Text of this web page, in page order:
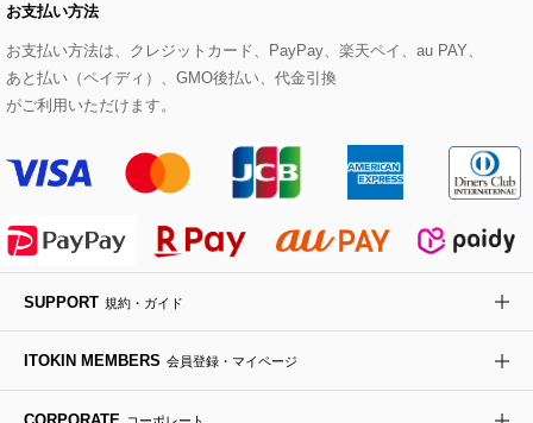
eur3
Maison de CINQ
MK MICHEL KLEIN BAG
HIROKO KOSHINO
その他のトップス
セットアップスカート
セットアップワンピース
モッズコート
ステンカラーコート
ライダースジャケット
デニムジャケット
ダウンジャケット・コート
帽子
ヘアアクセサリー
ハンカチ・バンダナ
手袋
チャーム・ストラップ
ブレスレット・バングル
ブローチ・コサージュ
ショルダーバッグ
ボストンバッグ
バックパック・リュック
ボディバッグ・メッセンジャーバッグ
トラベルバッグ
パンプス
スニーカー
フラットシューズ
ローファー
ドレスシューズ
すべてのアートフラワー
ローズ
カサブランカ・カラー
ラナンキュラス
ポプリアレンジ＆フレグランス
お支払い方法
お支払い方法は、クレジットカード、PayPay、楽天ペイ、au PAY、
あと払い（ペイディ）、GMO後払い、代金引換
がご利用いただけます。
SUPPORT 規約・ガイド
ITOKIN MEMBERS 会員登録・マイページ